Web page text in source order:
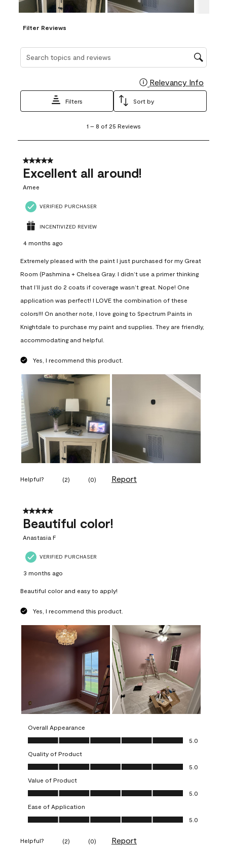
Filter Reviews
Relevancy Info
Filters Sort by
8
25
Reviews
1 – 8 of 25 Reviews
5 out of 5 stars.
Excellent all around!
Amee
VERIFIED PURCHASER
INCENTIVIZED REVIEW
4 months ago
Extremely pleased with the paint I just purchased for my Great
Room (Pashmina + Chelsea Gray. I didn’t use a primer thinking
that I’ll just do 2 coats if coverage wasn’t great. Nope! One
application was perfect! I LOVE the combination of these
colors!!! On another note, I love going to Spectrum Paints in
Knightdale to purchase my paint and supplies. They are friendly,
accommodating and helpful.
Yes, I recommend this product.
Helpful? (2) (0) Report
5 out of 5 stars.
Beautiful color!
Anastasia F
VERIFIED PURCHASER
3 months ago
Beautiful color and easy to apply!
Yes, I recommend this product.
Overall Appearance
Overall Appearance, 5.0 out of 5
5.0
Quality of Product
Quality of Product, 5.0 out of 5
5.0
Value of Product
Value of Product, 5.0 out of 5
5.0
Ease of Application
Ease of Application, 5.0 out of 5
5.0
Helpful? (2) (0) Report